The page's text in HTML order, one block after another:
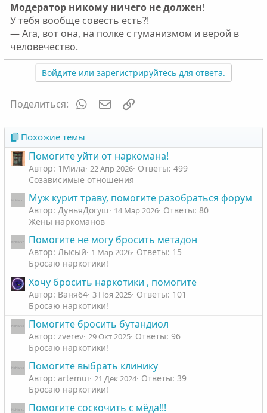
Модератор никому ничего не должен!
У тебя вообще совесть есть?!
— Ага, вот она, на полке с гуманизмом и верой в
человечество.
Войдите или зарегистрируйтесь для ответа.
Поделиться: WhatsAppЭлектронная почта
Похожие темы
Помогите уйти от наркомана!
Автор: 1Мила 22 Апр 2026 Ответы: 499
Созависимые отношения
Муж курит траву, помогите разобраться форум
Автор: ДуньяДогуш 14 Мар 2026 Ответы: 80
Жены наркоманов
Помогите не могу бросить метадон
Автор: Лысый 1 Мар 2026 Ответы: 15
Бросаю наркотики!
Хочу бросить наркотики , помогите
Автор: Ваня64 3 Ноя 2025 Ответы: 101
Бросаю наркотики!
Помогите бросить бутандиол
Автор: zverev 29 Окт 2025 Ответы: 96
Бросаю наркотики!
Помогите выбрать клинику
Автор: artemui 21 Дек 2024 Ответы: 39
Бросаю наркотики!
Помогите соскочить с мёда!!!